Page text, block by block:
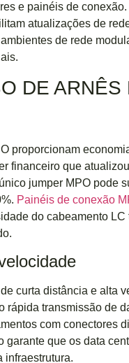
e painéis de
atualizações de
de rede
DE
proporcionam
financeiro que
jumper MPO pode
Painéis de conexão
do cabeamento
curta distância e alta
rápida transmissão de
com conectores
garante que os data
infraestrutura.